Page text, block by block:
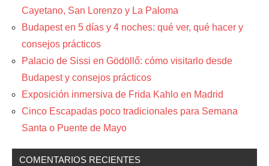
Cayetano, San Lorenzo y La Paloma
Budapest en 5 días y 4 noches: qué ver, qué hacer y
consejos prácticos
Palacio de Sissi en Gödöllő: cómo visitarlo desde
Budapest y consejos prácticos
Exposición inmersiva de Frida Kahlo en Madrid
Cinco Escapadas poco tradicionales para Semana
Santa o Puente de Mayo
COMENTARIOS RECIENTES